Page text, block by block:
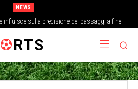
NEWS
influisce sulla precisione dei passaggi a fine
partita
RTS